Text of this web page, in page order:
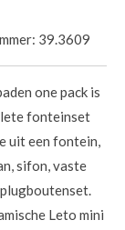
39.3609
one pack is
fonteinset
uit een fontein,
sifon, vaste
Leto mini